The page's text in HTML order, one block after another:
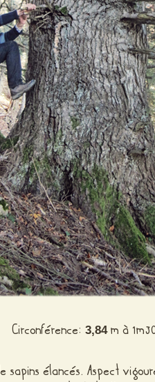
Circonférence:3,84m à
sapins élancés. Aspect